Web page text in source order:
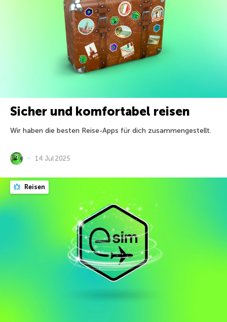
Sicher und komfortabel reisen
Wir haben die besten Reise-Apps für dich zusammengestellt.
14 Jul 2025
Reisen